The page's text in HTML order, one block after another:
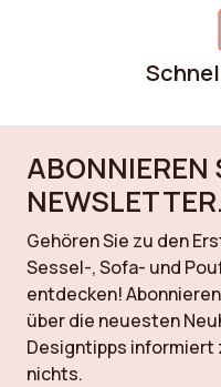
Breite
Farbe
Füße Material
Maximale
unterstützte Last
Stil
ABONNIEREN
NEWSLETTER.
Gehören Sie zu den
Sessel-, Sofa- und
entdecken!
über die neuesten
Designtipps informiert
nichts.